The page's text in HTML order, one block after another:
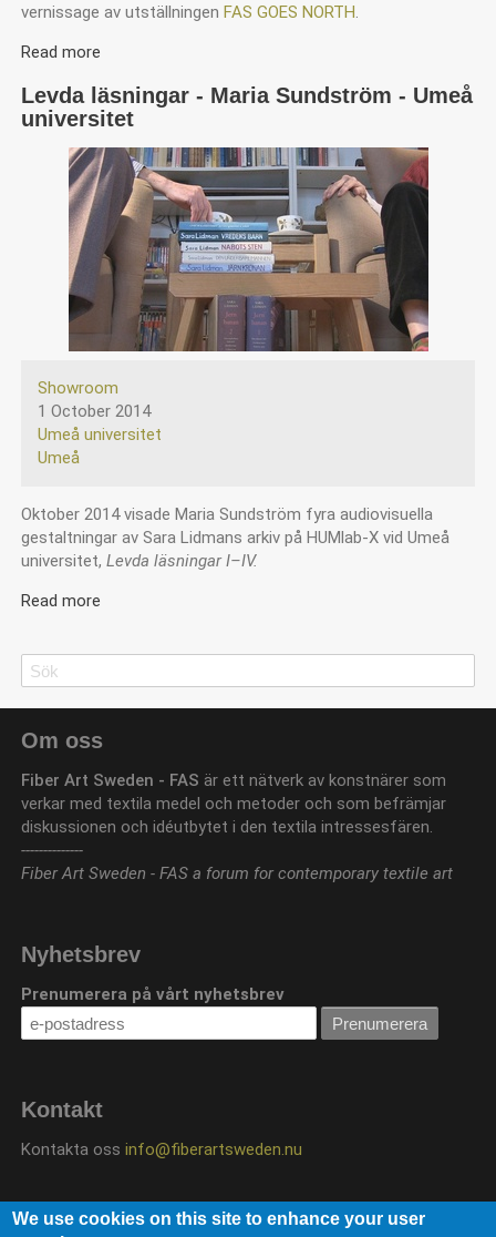
vernissage av utställningen FAS GOES NORTH
Read more
-
-
Höstmöte
Levda läsningar - Maria Sundström - Umeå
universitet
Showroom
1 October 2014
Umeå universitet
Umeå
Oktober 2014 visade Maria Sundström fyra audiovisuella
gestaltningar av Sara Lidmans arkiv på HUMlab-X vid Umeå
universitet, Levda läsningar I–IV.
Read more
Maria
-
universitet
Search
Search
Om oss
Fiber Art Sweden - FAS är ett nätverk av konstnärer som
verkar med textila medel och metoder och som befrämjar
diskussionen och idéutbytet i den textila intressesfären.
--------------
Fiber Art Sweden - FAS a forum for contemporary textile art
Nyhetsbrev
Prenumerera på vårt nyhetsbrev
Kontakt
Kontakta oss info@fiberartsweden.nu
Följ oss på
We use cookies on this site to enhance your user